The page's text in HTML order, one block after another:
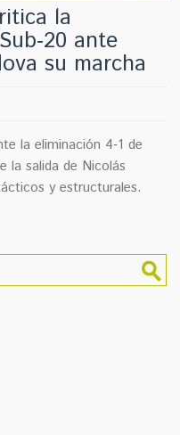
la
ante
su marcha
la eliminación 4‑1 de
la salida de Nicolás
y estructurales.